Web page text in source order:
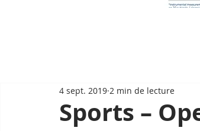
Sports –
4 sept. 2019 2 min de lecture